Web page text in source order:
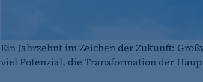
Ein Jahrzehnt im Zeichen der Zukunft:
viel Potenzial, die Transformation der